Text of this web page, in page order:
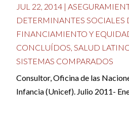
JUL 22, 2014 |
DETERMINANTES SOCIALES
FINANCIAMIENTO Y
CONCLUÍDOS SALUD
SISTEMAS COMPARADOS
Consultor, Oficina de las
Infancia (Unicef). Julio 2011-